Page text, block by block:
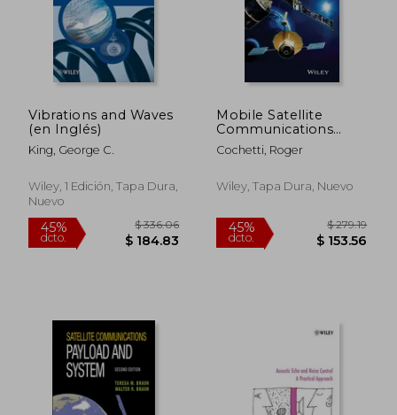
40% 45%
Vibrations and Waves
(en Inglés)
King, George C.
Wiley, 1 Edición, Tapa Dura,
Nuevo
Mobile Satellite
Communications
Handbook (en Inglés)
Cochetti, Roger
Wiley, Tapa Dura, Nuevo